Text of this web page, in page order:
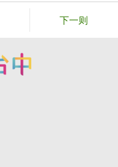
下一则